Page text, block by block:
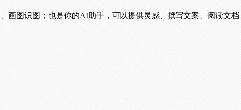
画图识图；也是你的AI助手，可以提供灵感、撰写文案、阅读文档